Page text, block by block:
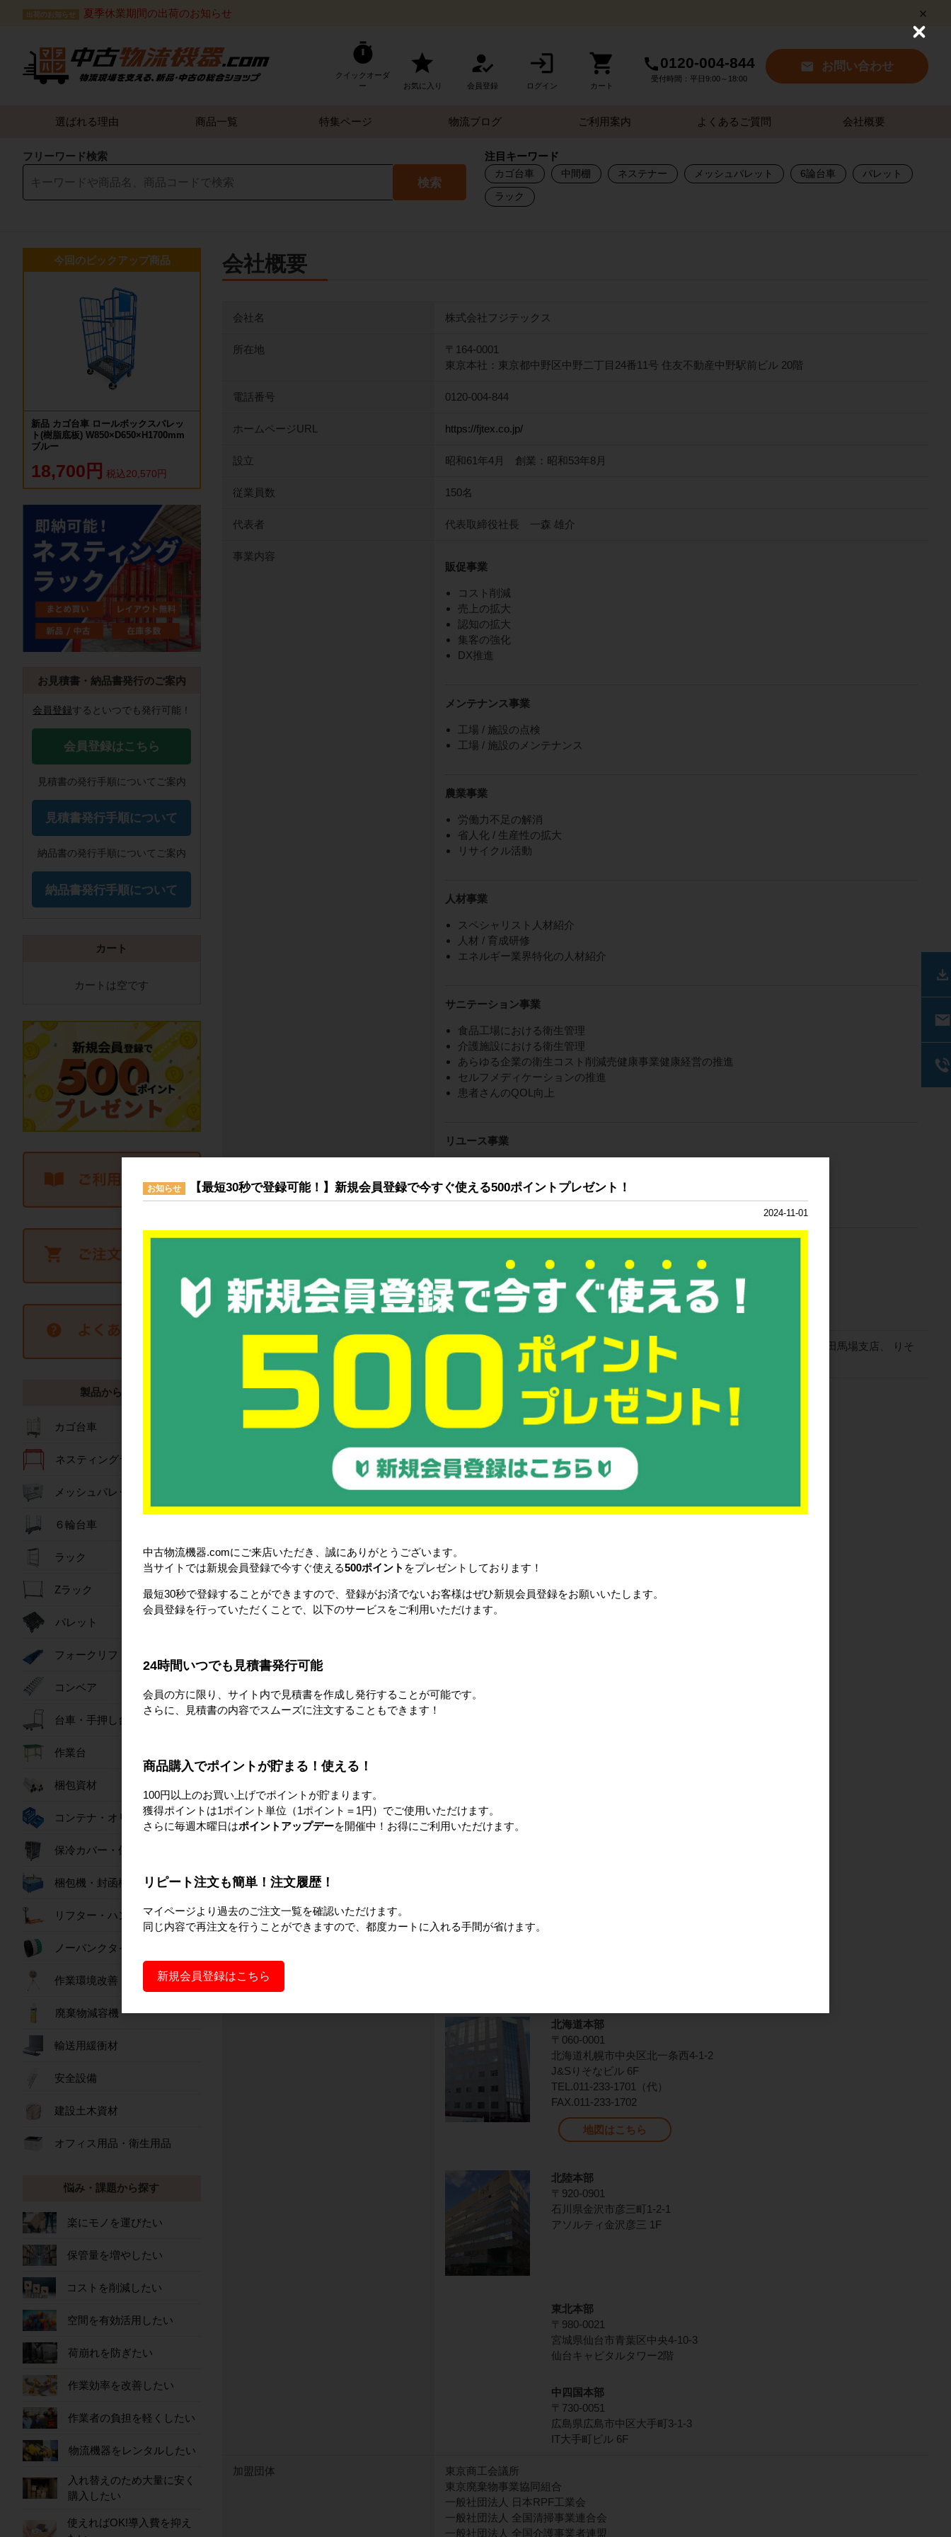
出荷のお知らせ 夏季休業期間の出荷のお知らせ
クイックオーダ
ー
お気に入り 会員登録 ログイン カート
0120-004-844
受付時間：平日9:00～18:00
お問い合わせ
選ばれる理由 商品一覧 特集ページ 物流ブログ ご利用案内 よくあるご質問 会社概要
フリーワード検索
検索
注目キーワード
カゴ台車 中間棚 ネステナー メッシュパレット 6論台車 パレット
ラック
会社概要
会社名 株式会社フジテックス
所在地
〒164-0001
東京本社：東京都中野区中野二丁目24番11号 住友不動産中野駅前ビル 20階
電話番号 0120-004-844
ホームページURL https://fjtex.co.jp/
設立 昭和61年4月 創業：昭和53年8月
従業員数 150名
代表者 代表取締役社長 一森 雄介
事業内容
販促事業
コスト削減
売上の拡大
認知の拡大
集客の強化
DX推進
メンテナンス事業
工場 / 施設の点検
工場 / 施設のメンテナンス
農業事業
労働力不足の解消
省人化 / 生産性の拡大
リサイクル活動
人材事業
スペシャリスト人材紹介
人材 / 育成研修
エネルギー業界特化の人材紹介
サニテーション事業
食品工場における衛生管理
介護施設における衛生管理
あらゆる企業の衛生コスト削減売健康事業健康経営の推進
セルフメディケーションの推進
患者さんのQOL向上
リユース事業
中古機器による経費削減
企業内の環境活動推進
企業活動におけるGXの取り組み
電力削減
脱炭素/脱プラ
三菱UFJ銀行、高田馬場支店、 三井住友銀行、 高田馬場支店、 みずほ銀行、 高田馬場支店、 りそ
な銀行、 渋谷支店
東京本社
〒169-0072
東京都新宿区大久保3-8-2
TEL.03-5155-2030（代）
FAX.03-5155-2031
大阪府大阪市北区梅田3-３-10
北海道本部
〒060-0001
北海道札幌市中央区北一条西4-1-2
J&Sりそなビル 6F
TEL.011-233-1701（代）
FAX.011-233-1702
地図はこちら
北陸本部
〒920-0901
石川県金沢市彦三町1-2-1
アソルティ金沢彦三 1F
東北本部
〒980-0021
宮城県仙台市青葉区中央4-10-3
仙台キャピタルタワー2階
中四国本部
〒730-0051
広島県広島市中区大手町3-1-3
IT大手町ビル 6F
加盟団体
東京商工会議所
東京廃棄物事業協同組合
一般社団法人 日本RPF工業会
一般社団法人 全国清掃事業連合会
一般社団法人 全国介護事業者連盟
今回のピックアップ商品
新品 カゴ台車 ロールボックスパレッ
ト(樹脂底板) W850×D650×H1700mm
ブルー
18,700円 税込20,570円
お見積書・納品書発行のご案内
会員登録するといつでも発行可能！
会員登録はこちら
見積書の発行手順についてご案内
見積書発行手順について
納品書の発行手順についてご案内
納品書発行手順について
カート
カートは空です
製品から探す
カゴ台車
ネスティングラック
メッシュパレット
６輪台車
ラック
Zラック
パレット
フォークリフトスロープ
コンベア
台車・手押し台車
作業台
梱包資材
コンテナ・オリコン
保冷カバー・保冷ボックス
梱包機・封函機
リフター・ハンドパレット
ノーパンクタイヤ
作業環境改善
廃棄物減容機
輸送用緩衝材
安全設備
建設土木資材
オフィス用品・衛生用品
悩み・課題から探す
楽にモノを運びたい
保管量を増やしたい
コストを削減したい
空間を有効活用したい
荷崩れを防ぎたい
作業効率を改善したい
作業者の負担を軽くしたい
物流機器をレンタルしたい
入れ替えのため大量に安く
購入したい
使えればOK!導入費を抑え
お知らせ 【最短30秒で登録可能！】新規会員登録で今すぐ使える500ポイントプレゼント！
2024-11-01
中古物流機器.comにご来店いただき、誠にありがとうございます。
当サイトでは新規会員登録で今すぐ使える500ポイント をプレゼントしております！
最短30秒で登録することができますので、登録がお済でないお客様はぜひ新規会員登録をお願いいたします。
会員登録を行っていただくことで、以下のサービスをご利用いただけます。
24時間いつでも見積書発行可能
会員の方に限り、サイト内で見積書を作成し発行することが可能です。
さらに、見積書の内容でスムーズに注文することもできます！
商品購入でポイントが貯まる！使える！
100円以上のお買い上げでポイントが貯まります。
獲得ポイントは1ポイント単位（1ポイント＝1円）でご使用いただけます。
さらに毎週木曜日はポイントアップデーを開催中！お得にご利用いただけます。
リピート注文も簡単！注文履歴！
マイページより過去のご注文一覧を確認いただけます。
同じ内容で再注文を行うことができますので、都度カートに入れる手間が省けます。
新規会員登録はこちら
C
l